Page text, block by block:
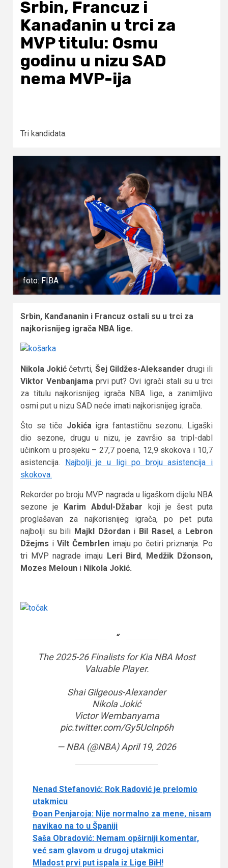
Srbin, Francuz i
Kanađanin u trci za
MVP titulu: Osmu
godinu u nizu SAD
nema MVP-ija
Tri kandidata.
foto: FIBA
Srbin, Kanđananin i Francuz ostali su u trci za
najkorisnijeg igrača NBA lige.
Nikola Jokićčetvrti, Šej Gildžes-Aleksander drugi ili
Viktor Venbanjama prvi put? Ovi igrači stali su u trci
za titulu najkorisnijeg igrača NBA lige, a zanimljivo
osmi put u nizu SAD neće imati najkorisnijeg igrača.
Što se tiče Jokića igra fantastičnu sezonu. Ligaški
dio sezone, drugu u nizu, je završio sa tripl-dabl
učinkom u prosjeku – 27,7 poena, 12,9 skokova i 10,7
asistencija. Najbolji je u ligi po broju asistencija i
skokova.
Rekorder po broju MVP nagrada u ligaškom dijelu NBA
sezone je Karim Abdul-Džabar koji je šest puta
proglašavan za najkorisnijeg igrača, po pet puta
najbolji su bili Majkl Džordani Bil Rasel, a Lebron
Džejms i Vilt Čembrlen imaju po četiri priznanja. Po
tri MVP nagrade imaju Leri Bird, Medžik Džonson,
Mozes Meloun i Nikola Jokić.
The 2025-26 Finalists for Kia NBA Most
Valuable Player.
Shai Gilgeous-Alexander
Nikola Jokić
Victor Wembanyama
pic.twitter.com/Gy5UcInp6h
— NBA (@NBA)April 19, 2026
Nenad Stefanović: Rok Radović je prelomio
utakmicu
Đoan Penjaroja: Nije normalno za mene, nisam
navikao na to u Španiji
Saša Obradović: Nemam opširniji komentar,
već sam glavom u drugoj utakmici
Mladost prvi put ispala iz Lige BiH!